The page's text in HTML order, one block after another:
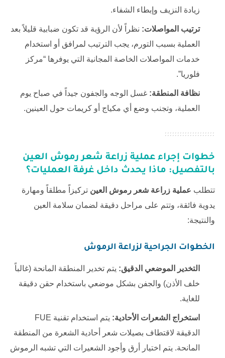
زيادة النزيف وإبطاء الشفاء.
ترتيب المواصلات: نظراً لأن الرؤية قد تكون ضبابية قليلاً بعد
العملية بسبب التورم، يجب الترتيب لمرافق أو استخدام
خدمات المواصلات الخاصة المجانية التي يوفرها “مركز
فلوريا”.
نظافة المنطقة: غسل الوجه والجفون جيداً في صباح يوم
العملية، وتجنب وضع أي مكياج أو كريمات حول العينين.
خطوات إجراء عملية زراعة شعر رموش العين
بالتفصيل: ماذا يحدث داخل غرفة العمليات؟
تتطلب عملية زراعة شعر رموش العين تركيزاً مطلقاً ومهارة
يدوية فائقة، وتتم على مراحل دقيقة لضمان سلامة العين
والنتيجة:
الخطوات الجراحية لزراعة الرموش
التخدير الموضعي الدقيق: يتم تخدير المنطقة المانحة (غالباً
خلف الأذن) والجفن بشكل موضعي باستخدام حقن دقيقة
للغاية.
استخراج الشعرات الأحادية:
يتم استخدام تقنية FUE
الدقيقة لاقتطاف بصيلات شعر أحادية الشعرة من المنطقة
المانحة. يتم اختيار أرق وأجود الشعيرات التي تشبه الرموش